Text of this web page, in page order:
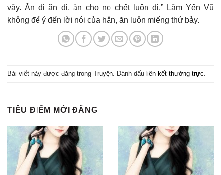
vậy. Ăn đi ăn đi, ăn cho no chết luôn đi.” Lâm Yến Vũ
không để ý đến lời nói của hắn, ăn luôn miếng thứ bảy.
Bài viết này được đăng trong Truyện . Đánh dấu liên kết thường trực
TIÊU ĐIỂM MỚI ĐĂNG